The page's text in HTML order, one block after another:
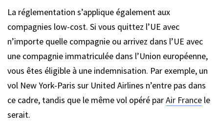
La réglementation s’applique également aux
compagnies low-cost. Si vous quittez l’UE avec
n’importe quelle compagnie ou arrivez dans l’UE avec
une compagnie immatriculée dans l’Union européenne,
vous êtes éligible à une indemnisation. Par exemple, un
vol New York-Paris sur United Airlines n’entre pas dans
ce cadre, tandis que le même vol opéré parAir France le
serait.